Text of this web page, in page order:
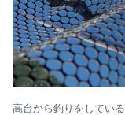
高台から釣りをしてい